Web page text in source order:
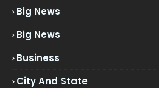
Big News
Big News
Business
City And State